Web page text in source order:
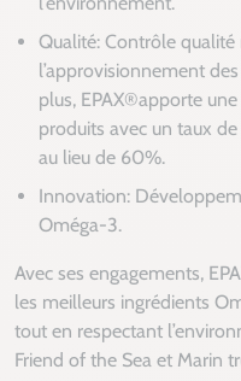
Qualité: Contrôle qualité
l’approvisionnement
plus, EPAX®apporte
produits avec un taux
au lieu de 60%.
Innovation:
Oméga-3.
Avec ses engagements,
les meilleurs ingrédients
tout en respectant
Friend of the Sea et Marin